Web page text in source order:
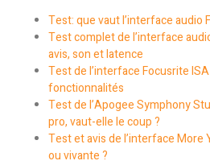
Test: que vaut l’interface audio
Test complet de l’interface
avis, son et latence
Test de l’interface Focusrite
fonctionnalités
Test de l’Apogee Symphony
pro, vaut-elle le coup ?
Test et avis de l’interface More
ou vivante ?